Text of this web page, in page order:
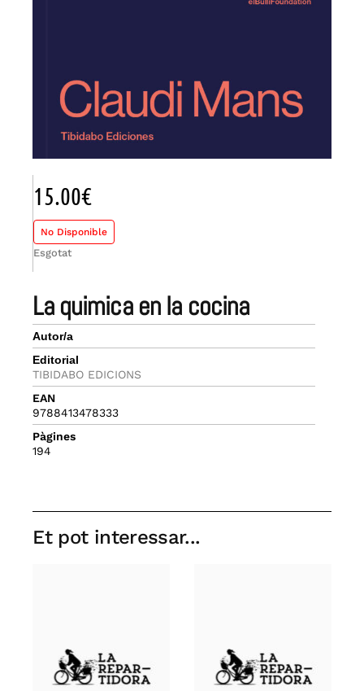
la quimica en la cocina
Autor/a
Editorial
TIBIDABO EDICIONS
EAN
9788413478333
Pàgines
194
15.00€
No Disponible
Esgotat
Et pot interessar...